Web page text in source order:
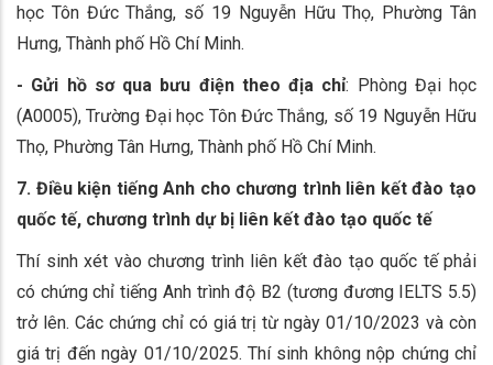
học Tôn Đức Thắng, số 19 Nguyễn Hữu Thọ, Phường Tân
Hưng, Thành phố Hồ Chí Minh.
- Gửi hồ sơ qua bưu điện theo địa chỉ: Phòng Đại học
(A0005), Trường Đại học Tôn Đức Thắng, số 19 Nguyễn Hữu
Thọ, Phường Tân Hưng, Thành phố Hồ Chí Minh.
7. Điều kiện tiếng Anh cho chương trình liên kết đào tạo
quốc tế, chương trình dự bị liên kết đào tạo quốc tế
Thí sinh xét vào chương trình liên kết đào tạo quốc tế phải
có chứng chỉ tiếng Anh trình độ B2 (tương đương IELTS 5.5)
trở lên. Các chứng chỉ có giá trị từ ngày 01/10/2023 và còn
giá trị đến ngày 01/10/2025. Thí sinh không nộp chứng chỉ